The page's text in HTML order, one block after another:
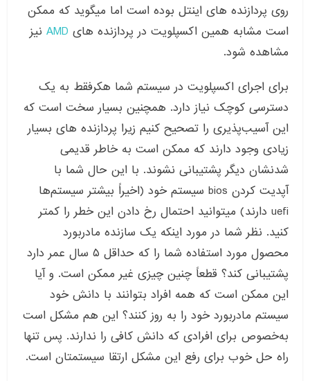
روی پردازنده های اینتل بوده است اما میگوید که ممکن
است مشابه همین اکسپلویت در پردازنده های AMD نیز
مشاهده شود.
برای اجرای اکسپلویت در سیستم شما هکرفقط به یک
دسترسی کوچک نیاز دارد. همچنین بسیار سخت است که
این آسیب‌پذیری را تصحیح کنیم زیرا پردازنده های بسیار
زیادی وجود دارند که ممکن است به خاطر قدیمی
شدنشان دیگر پشتیبانی نشوند. با این حال شما با
آپدیت کردن bios سیستم خود (اخیراً بیشتر سیستم‌ها
uefi دارند) میتوانید احتمال رخ دادن این خطر را کمتر
کنید. نظر شما در مورد اینکه یک سازنده مادربورد
محصول مورد استفاده شما را که حداقل ۵ سال عمر دارد
پشتیبانی کند؟ قطعاً چنین چیزی غیر ممکن است. و آیا
این ممکن است که همه افراد بتوانند با دانش خود
سیستم مادربورد خود را به روز کنند؟ این هم مشکل است
به‌خصوص برای افرادی که دانش کافی را ندارند. پس تنها
راه حل خوب برای رفع این مشکل ارتقا سیستمتان است.